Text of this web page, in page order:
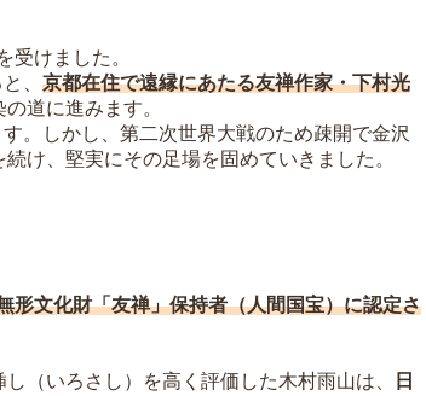
受けました。
、 京都在住で遠縁にあたる友禅作家・下村光
の道に進みます。
。しかし、第二次世界大戦のため疎開で金沢
け、堅実にその足場を固めていきました。
形文化財「友禅」保持者（人間国宝）に認定さ
（いろさし）を高く評価した木村雨山は、
日